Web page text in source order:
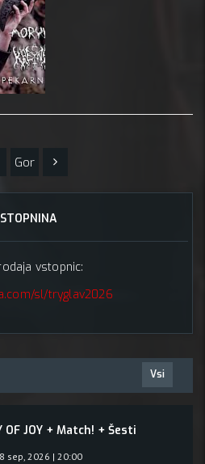
Gor
vstopnic:
sl/tryglav2026
Vsi
OF JOY + Match! + Šesti
sep, 2026 | 20:00